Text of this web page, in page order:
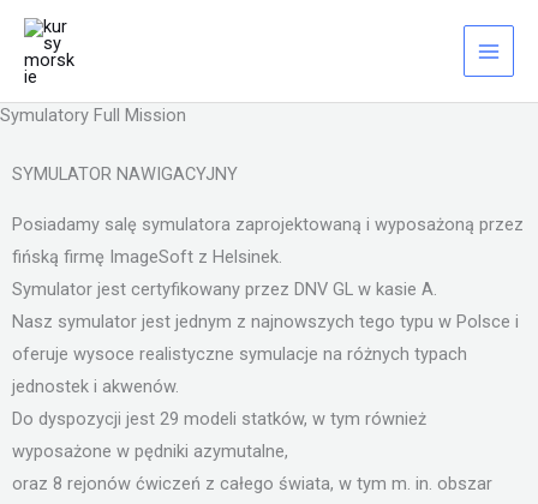
Przejdź
treści
Symulatory Full Mission
SYMULATOR NAWIGACYJNY
Posiadamy salę symulatora zaprojektowaną i wyposażoną przez
fińską firmę ImageSoft z Helsinek.
Symulator jest certyfikowany przez DNV GL w kasie A.
Nasz symulator jest jednym z najnowszych tego typu w Polsce i
oferuje wysoce realistyczne symulacje na różnych typach
jednostek i akwenów.
Do dyspozycji jest 29 modeli statków, w tym również
wyposażone w pędniki azymutalne,
oraz 8 rejonów ćwiczeń z całego świata, w tym m. in. obszar